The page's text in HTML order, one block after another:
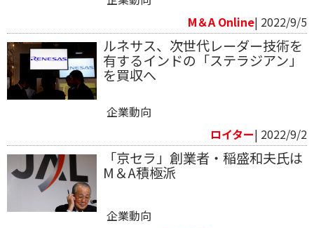
M＆A Online| 2022/9/5
ルネサス、次世代レーダー技術を
有するインドの「ステラジアン」
を買収へ
企業動向
ロイター| 2022/9/2
「京セラ」創業者・稲盛和夫氏は
M＆A積極派
企業動向